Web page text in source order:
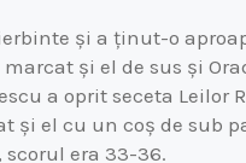
și a ținut-o
marcat și el de sus și
a oprit seceta
și el cu un coș de sub
era 33-36.